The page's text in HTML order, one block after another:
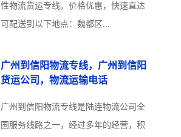
性物流货运专线。价格优惠，快速直达
可配送到以下地点：魏都区...
广州到信阳物流专线，广州到信阳
货运公司，物流运输电话
广州到信阳物流专线是陆连物流公司全
国服务线路之一，经过多年的经营，积